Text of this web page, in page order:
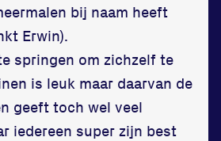
35
bij naam heeft
Erwin).
springen om zichzelf te
is leuk maar daarvan de
geeft toch wel veel
iedereen super zijn best